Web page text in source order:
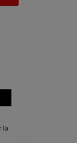
la